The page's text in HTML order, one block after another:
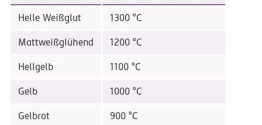
Helle Weißglut 1300 °C
Mattweißglühend 1200 °C
Hellgelb 1100 °C
Gelb 1000 °C
Gelbrot 900 °C